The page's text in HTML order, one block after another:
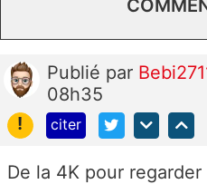
Publié par
08h35
!
citer
De la 4K pour regarder